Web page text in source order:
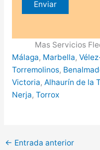
Mas Servicios
Málaga, Marbella,
Torremolinos,
Victoria, Alhaurín de la
Nerja, Torrox
← Entrada anterior